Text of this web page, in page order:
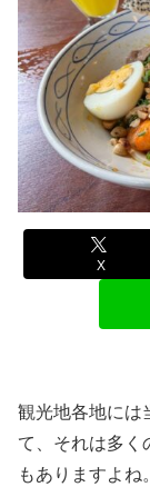
X
観光地各地には
て、それは多く
もありますよね